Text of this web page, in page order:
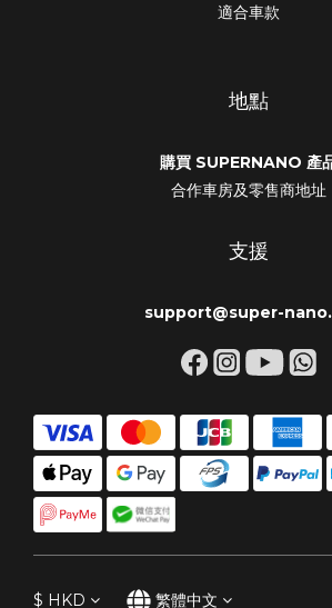
適合車款
地點
購買 SUPERNANO 產
合作車房及零售商地址
支援
support@super-
$ HKD 繁體中文